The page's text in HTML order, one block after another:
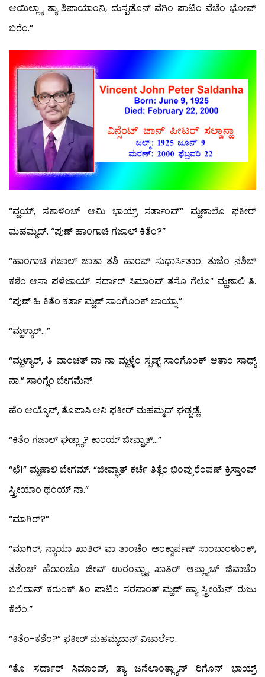
ಆಯಿಲ್ಲ್ಯಾ ತ್ಯಾ ಶಿಪಾಯಾಂನಿ, ದುಸ್ಪಡೊನ್ ವೆಗಿಂ ಪಾಟಿಂ ವೆಚೆಂ ಭೋವ್
ಬರೆಂ.”
“ವ್ಹಯ್, ಸಕಾಳಿಂಚ್ ಆಮಿ ಭಾಯ್ರ್ ಸರ್ತಾಂವ್” ಮ್ಹಣಾಲೊ ಫಕೀರ್
ಮಹಮ್ಮದ್. “ಪುಣ್ ಹಾಂಗಾಚಿ ಗಜಾಲ್ ಕಿತೆಂ?”
“ಹಾಂಗಾಚಿ ಗಜಾಲ್ ಜಾತಾ ತಶಿ ಹಾಂವ್ ಸುಧಾರ್ಸಿತಾಂ. ತುಜೆಂ ನಶಿಬ್
ಕಶೆಂ ಆಸಾ ಪಳೆಜಾಯ್. ಸರ್ದಾರ್ ಸಿಮಾಂವ್ ತಸೊ ಗೆಲೊ” ಮ್ಹಣಾಲಿ ತಿ.
“ಪುಣ್ ಹಿ ಕಿತೆಂ ಕರ್ತಾ ಮ್ಹಣ್ ಸಾಂಗೊಂಕ್ ಜಾಯ್ನಾ.”
“ಮ್ಹಳ್ಯಾರ್…”
“ಮ್ಹಳ್ಯಾರ್, ತಿ ವಾಂಚತ್ ವಾ ನಾ ಮ್ಹಳ್ಳೆಂ ಸ್ಪಷ್ಟ್ ಸಾಂಗೊಂಕ್ ಆತಾಂ ಸಾಧ್ಯ್
ನಾ.” ಸಾಂಗ್ಲೆಂ ಬೇಗಮೆನ್.
ಹೆಂ ಆಯ್ಕೊನ್, ತೊಪಾಸಿ ಆನಿ ಫಕೀರ್ ಮಹಮ್ಮದ್ ಘಡ್ಬಡ್ಲೆ.
“ಕಿತೆಂ ಗಜಾಲ್ ಘಡ್ಲ್ಯಾ? ಕಾಂಯ್ ಜೀವ್ಘಾತ್…”
“ಛೆ!” ಮ್ಹಣಾಲಿ ಬೇಗಮ್. “ಜೀವ್ಘಾತ್ ಕರ್ಚೆ ತಿತ್ಲೆಂ ಭಿಂವ್ಕುರೆಂಪಣ್ ಕ್ರಿಸ್ತಾಂವ್
ಸ್ತ್ರೀಯಾಂ ಥಂಯ್ ನಾ.”
“ಮಾಗಿರ್?”
“ಮಾಗಿರ್, ನ್ಯಾಯಾ ಖಾತಿರ್ ವಾ ತಾಂಚೆಂ ಅಂಕ್ವಾರ್ಪಣ್ ಸಾಂಬಾಂಳುಂಕ್,
ತಶೆಂಚ್ ಹೆರಾಂಚೊ ಜೀವ್ ಉರಂವ್ಚ್ಯಾ ಖಾತಿರ್ ಆಪ್ಲ್ಯಾಚ್ ಜಿವಾಚೆಂ
ಬಲಿದಾನ್ ಕರುಂಕ್ ತಿಂ ಪಾಟಿಂ ಸರನಾಂತ್ ಮ್ಹಣ್ ಹ್ಯಾ ಸ್ತ್ರೀಯೆನ್ ರುಜು
ಕೆಲೆಂ.”
“ಕಿತೆಂ-ಕಶೆಂ?” ಫಕೀರ್ ಮಹಮ್ಮದಾನ್ ವಿಚಾರ್ಲೆಂ.
“ತೊ ಸರ್ದಾರ್ ಸಿಮಾಂವ್, ತ್ಯಾ ಜನೆಲಾಂತ್ಲ್ಯಾನ್ ರಿಗೊನ್ ಭಾಯ್ರ್